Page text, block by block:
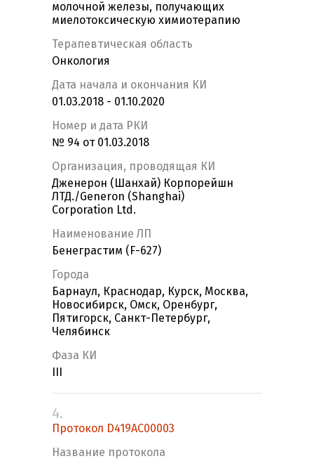
молочной железы, получающих
миелотоксическую химиотерапию
Терапевтическая область
Онкология
Дата начала и окончания КИ
01.03.2018 - 01.10.2020
Номер и дата РКИ
№ 94 от 01.03.2018
Организация, проводящая КИ
Дженерон (Шанхай) Корпорейшн
ЛТД./Generon (Shanghai)
Corporation Ltd.
Наименование ЛП
Бенеграстим (F-627)
Города
Барнаул, Краснодар, Курск, Москва,
Новосибирск, Омск, Оренбург,
Пятигорск, Санкт-Петербург,
Челябинск
Фаза КИ
4.
Протокол D419AC00003
Название протокола